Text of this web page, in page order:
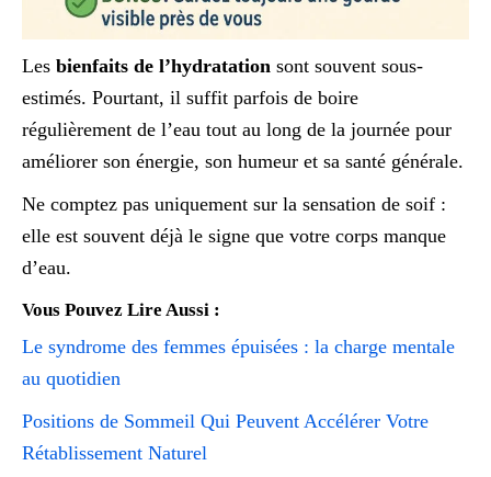
Les bienfaits de l’hydratation sont souvent sous-
estimés. Pourtant, il suffit parfois de boire
régulièrement de l’eau tout au long de la journée pour
améliorer son énergie, son humeur et sa santé générale.
Ne comptez pas uniquement sur la sensation de soif :
elle est souvent déjà le signe que votre corps manque
d’eau.
Vous Pouvez Lire Aussi :
Le syndrome des femmes épuisées : la charge mentale
au quotidien
Positions de Sommeil Qui Peuvent Accélérer Votre
Rétablissement Naturel